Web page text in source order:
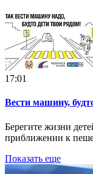
17:01
Вести машину,
Берегите жизни
приближении к
Показать еще